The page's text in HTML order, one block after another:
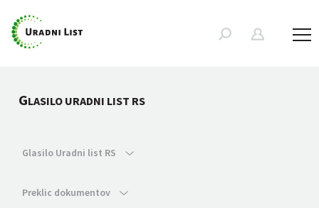
GLASILO URADNI LIST RS
Glasilo Uradni list RS
Preklic dokumentov